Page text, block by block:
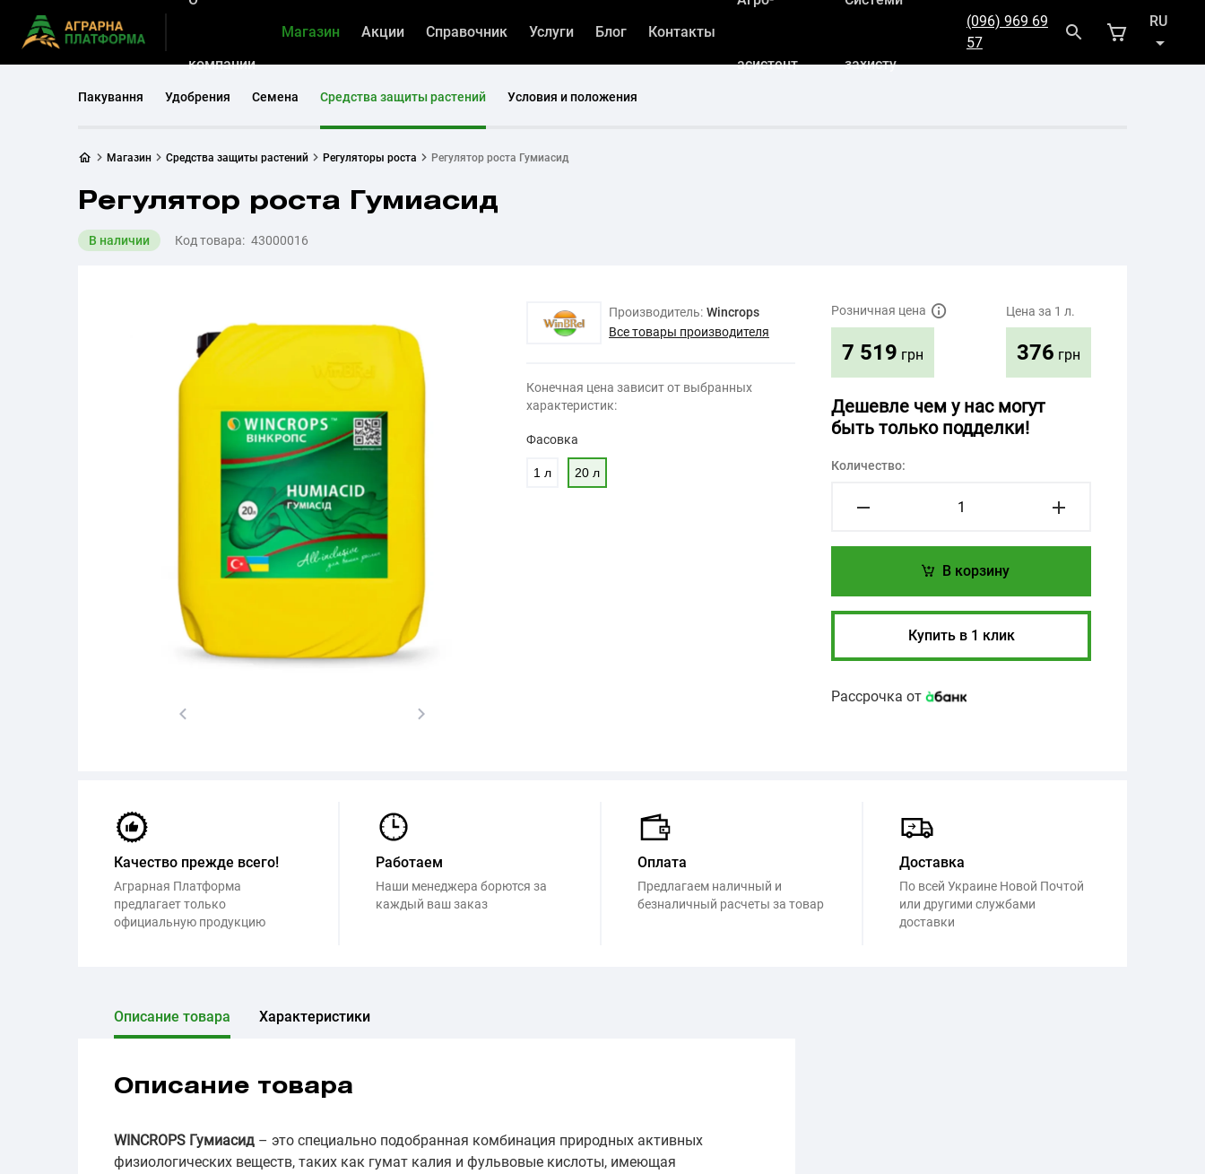
компании
Магазин Акции Справочник Услуги Блог Контакты
асистент захисту
(096) 969 69
57
RU
UK
Пакування Удобрения Семена Средства защиты растений Условия и положения
Магазин Средства защиты растений Регуляторы роста Регулятор роста Гумиасид
Регулятор роста Гумиасид
В наличии Код товара: 43000016
Производитель: Wincrops
Все товары производителя
Конечная цена зависит от выбранных
характеристик:
Фасовка
1 л 20 л
Розничная цена
7 519 грн
Цена за 1 л.
376 грн
Дешевле чем у нас могут
быть только подделки!
Количество:
В корзину
Купить в 1 клик
Рассрочка от
Качество прежде всего!
Аграрная Платформа
предлагает только
официальную продукцию
Работаем
Наши менеджера борются за
каждый ваш заказ
Оплата
Предлагаем наличный и
безналичный расчеты за товар
Доставка
По всей Украине Новой Почтой
или другими службами
доставки
Описание товара Характеристики
Описание товара
WINCROPS Гумиасид – это специально подобранная комбинация природных активных
физиологических веществ, таких как гумат калия и фульвовые кислоты, имеющая